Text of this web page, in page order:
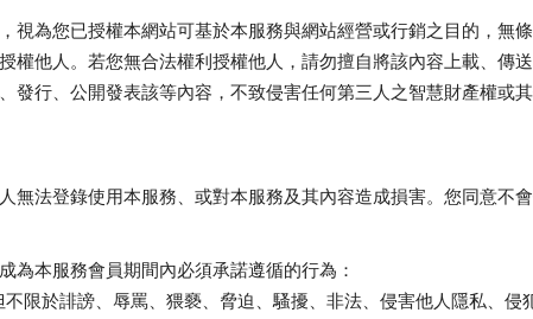
為您已授權本網站可基於本服務與網站經營或行銷之目的，無條
他人。若您無合法權利授權他人，請勿擅自將該內容上載、傳
行、公開發表該等內容，不致侵害任何第三人之智慧財產權或
無法登錄使用本服務、或對本服務及其內容造成損害。您同意不
為本服務會員期間內必須承諾遵循的行為：
限於誹謗、辱罵、猥褻、脅迫、騷擾、非法、侵害他人隱私、侵